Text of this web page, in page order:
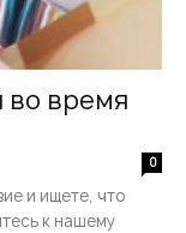
во время
0
и ищете, что
к нашему